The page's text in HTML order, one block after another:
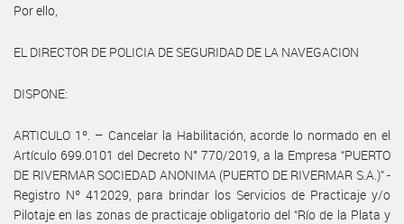
Por ello,
EL DIRECTOR DE POLICIA DE SEGURIDAD DE LA NAVEGACION
DISPONE:
ARTICULO 1º. – Cancelar la Habilitación, acorde lo normado en el
Artículo 699.0101 del Decreto N° 770/2019, a la Empresa “PUERTO
DE RIVERMAR SOCIEDAD ANONIMA (PUERTO DE RIVERMAR S.A.)” -
Registro Nº 412029, para brindar los Servicios de Practicaje y/o
Pilotaje en las zonas de practicaje obligatorio del “Río de la Plata y